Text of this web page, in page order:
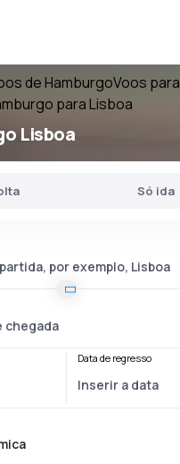
de HamburgoVoos para
para Lisboa
Hamburgo Lisboa
Só ida
Data de regresso